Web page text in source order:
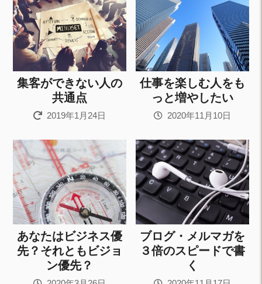
集客ができない人の
共通点
2019年1月24日
仕事を楽しむ人をも
っと増やしたい
2020年11月10日
あなたはビジネス優
先？それともビジョ
ン優先？
ブログ・メルマガを
３倍のスピードで書
く